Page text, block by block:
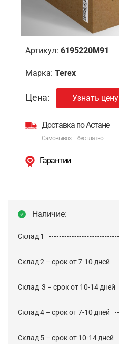
Артикул: 6195220M91
Марка: Terex
Цена: Узнать цену
Доставка по Астане
Самовывоз — бесплатно
Гарантии
Наличие:
Склад 1
Склад 2 – срок от 7-10 дней
Cклад 3 – срок от 10-14 дней
Склад 4 – срок от 7-10 дней
Склад 5 – срок от 10-14 дней